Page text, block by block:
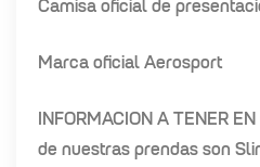
Camisa oficial de
Marca oficial Aerosport
INFORMACION A TENER
de nuestras prendas son